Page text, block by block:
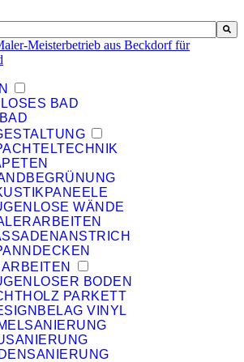
einer automatischen Vorschlagsfunktion.
da das Suchfeld leer ist.
BAD
WÄNDE
BODEN
PARKETT
VINYL